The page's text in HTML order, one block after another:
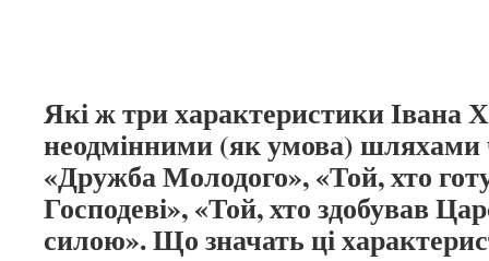
Які ж три характеристики Івана
неодмінними (як умова) шляхами
«Дружба Молодого», «Той, хто
Господеві», «Той, хто здобував
силою». Що значать ці